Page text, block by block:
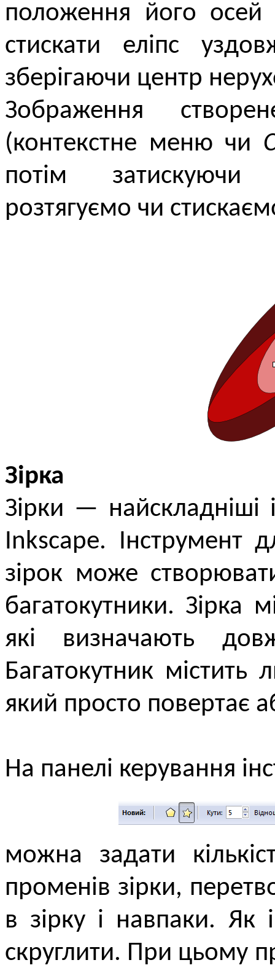
положення його осей
стискати еліпс
зберігаючи центр
Зображення
(контекстне меню чи
потім затискуючи
розтягуємо чи
Зірка
Зірки — найскладніші
Inkscape. Інструмент
зірок може
багатокутники. Зірка
які визначають
Багатокутник
який просто повертає
На панелі керування
можна задати
променів зірки,
в зірку і навпаки. Як
скруглити. При цьому